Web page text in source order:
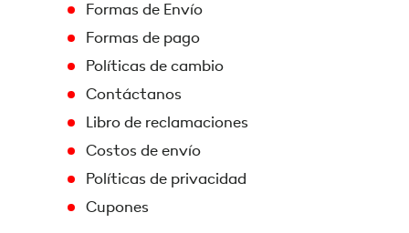
Formas de Envío
Formas de pago
Políticas de cambio
Contáctanos
Libro de reclamaciones
Costos de envío
Políticas de privacidad
Cupones